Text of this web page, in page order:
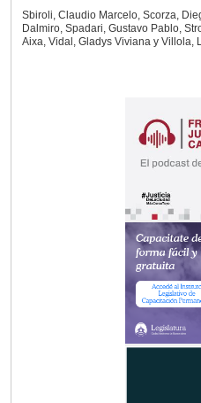
Sbiroli, Claudio Marcelo, Scorza,
Dalmiro, Spadari, Gustavo Pablo,
Aixa, Vidal, Gladys Viviana y Villola,